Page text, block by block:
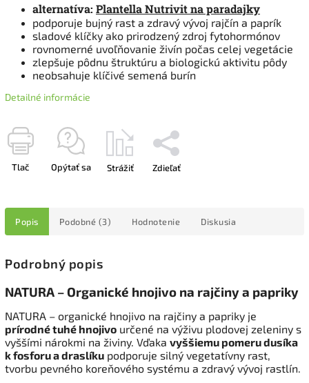
alternatíva: Plantella Nutrivit na paradajky
podporuje bujný rast a zdravý vývoj rajčín a paprík
sladové klíčky ako prirodzený zdroj fytohormónov
rovnomerné uvoľňovanie živín počas celej vegetácie
zlepšuje pôdnu štruktúru a biologickú aktivitu pôdy
neobsahuje klíčivé semená burín
Detailné informácie
Tlač Opýtať sa Strážiť Zdieľať
Popis Podobné (3) Hodnotenie Diskusia
Podrobný popis
NATURA – Organické hnojivo na rajčiny a papriky
NATURA – organické hnojivo na rajčiny a papriky je
prírodné tuhé hnojivo určené na výživu plodovej zeleniny s
vyššími nárokmi na živiny. Vďaka vyššiemu pomeru dusíka
k fosforu a draslíku podporuje silný vegetatívny rast,
tvorbu pevného koreňového systému a zdravý vývoj rastlín.